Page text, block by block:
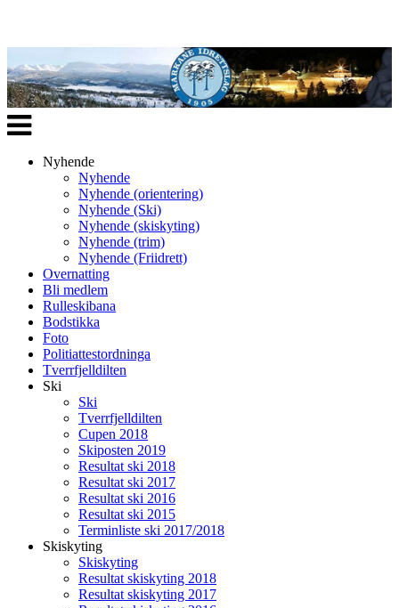
Veksle
navigasjon
Nyhende
Nyhende
Nyhende (orientering)
Nyhende (Ski)
Nyhende (skiskyting)
Nyhende (trim)
Nyhende (Friidrett)
Overnatting
Bli medlem
Rulleskibana
Bodstikka
Foto
Politiattestordninga
Tverrfjelldilten
Ski
Ski
Tverrfjelldilten
Cupen 2018
Skiposten 2019
Resultat ski 2018
Resultat ski 2017
Resultat ski 2016
Resultat ski 2015
Terminliste ski 2017/2018
Skiskyting
Skiskyting
Resultat skiskyting 2018
Resultat skiskyting 2017